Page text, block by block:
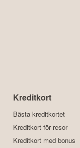
Kreditkort
Bästa kreditkortet
Kreditkort för resor
Kreditkort med bonus